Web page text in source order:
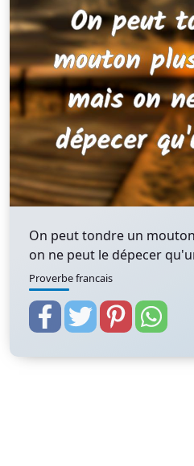
On peut tondre un
on ne peut le dépecer
Proverbe francais